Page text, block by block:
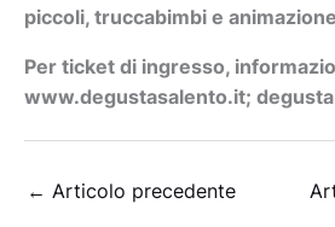
piccoli, truccabimbi e
Per ticket di ingresso,
www.degustasalento.it;
← Articolo precedente